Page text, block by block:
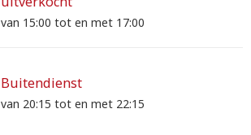
van 15:00 tot en met 17:00
Buitendienst
van 20:15 tot en met 22:15